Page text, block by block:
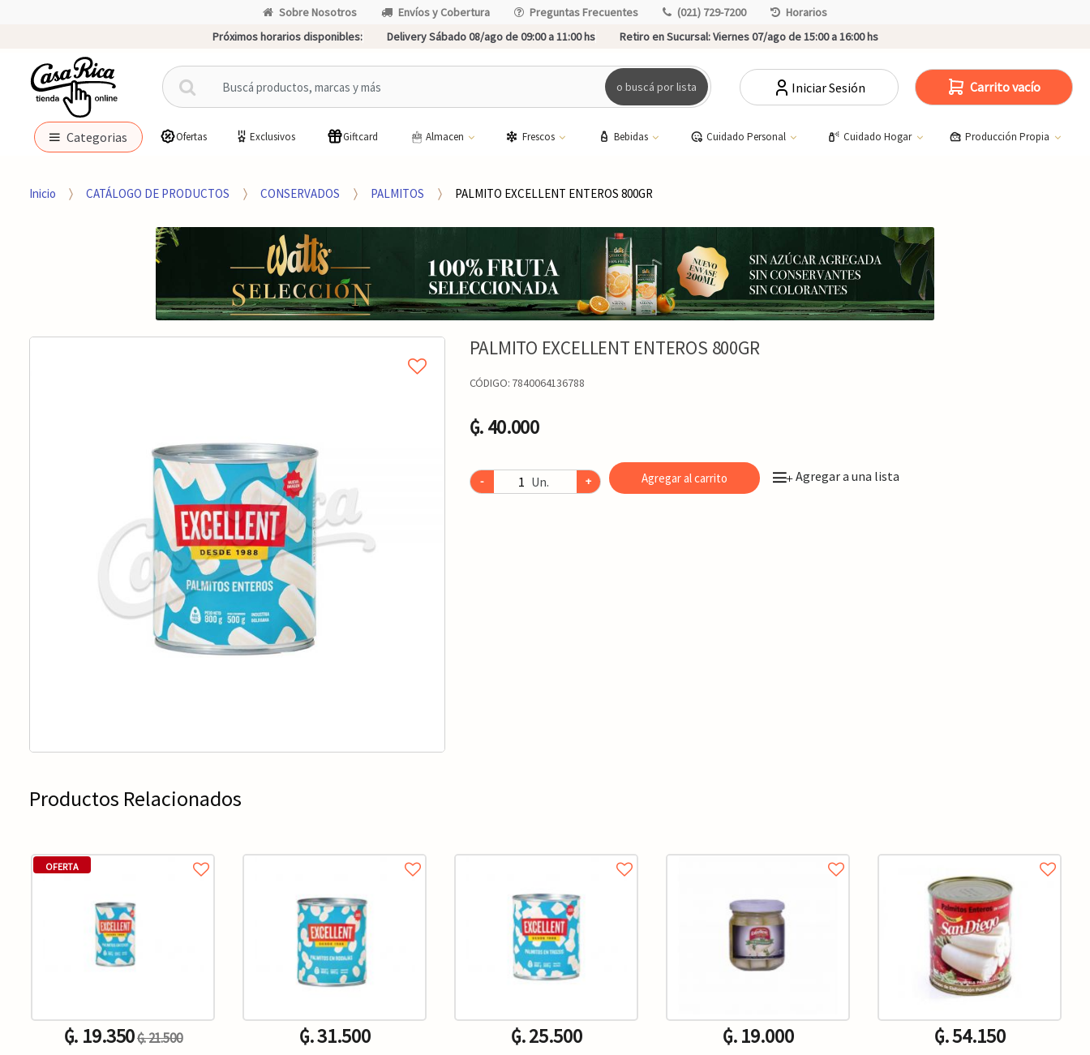
Sobre Nosotros Envíos y Cobertura Preguntas Frecuentes (021) 729-7200
Horarios
Próximos horarios disponibles:
Delivery Sábado 08/ago de 09:00 a 11:00 hs Retiro en Sucursal:Viernes 07/ago de 15:00 a 16:00 hs
B
u
c
p
r
:
o buscá por lista Iniciar Sesión Carrito vacío
Categorias Ofertas Exclusivos Giftcard Almacen Frescos Bebidas Cuidado Personal Cuidado Hogar Producción Propia
Inicio CATÁLOGO DE PRODUCTOS CONSERVADOS PALMITOS PALMITO EXCELLENT ENTEROS 800GR
PALMITO EXCELLENT ENTEROS 800GR
CÓDIGO: 7840064136788
₲. 40.000
- Un. + Agregar al carrito +Agregar a una lista
Productos Relacionados
OFERTA
₲. 19.350₲. 21.500 ₲. 31.500 ₲. 25.500 ₲. 19.000 ₲. 54.150